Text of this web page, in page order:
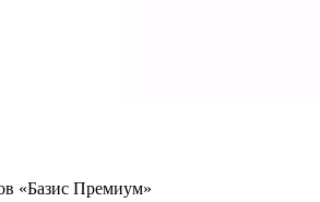
«Базис Премиум»